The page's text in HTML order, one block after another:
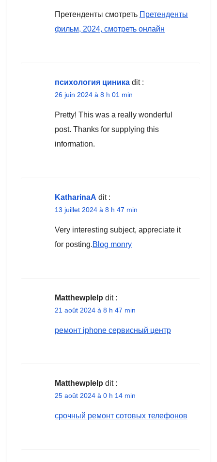
Претенденты смотреть Претенденты
фильм, 2024, смотреть онлайн
психология циника dit :
26 juin 2024 à 8 h 01 min
Pretty! This was a really wonderful
post. Thanks for supplying this
information.
KatharinaA dit :
13 juillet 2024 à 8 h 47 min
Very interesting subject, appreciate it
for posting.Blog monry
Matthewplelp dit :
21 août 2024 à 8 h 47 min
ремонт iphone сервисный центр
Matthewplelp dit :
25 août 2024 à 0 h 14 min
срочный ремонт сотовых телефонов